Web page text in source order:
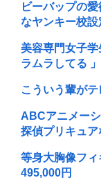
ビーバップの
なヤンキー校設
美容専門女子
ラムラしてる 」
こういう輩が
ABCアニメー
探偵プリキュ
等身大胸像フ
495,000円